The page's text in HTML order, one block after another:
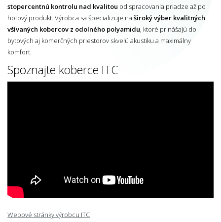
stopercentnú kontrolu nad kvalitou od spracovania priadze až po
hotový produkt. Výrobca sa špecializuje na široký výber kvalitných
všívaných kobercov z odolného polyamidu , ktoré prinášajú do
bytových aj komerčných priestorov skvelú akustiku a maximálny
komfort.
Spoznajte koberce ITC
Webové stránky výrobcu ITC